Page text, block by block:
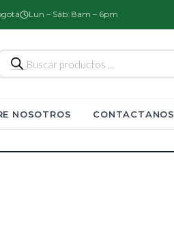
Lun – Sáb: 8am – 6pm
de
productos
NOSOTROS CONTACTANOS